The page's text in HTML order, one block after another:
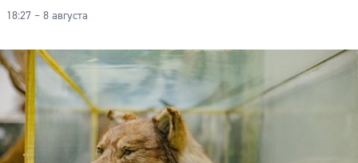
18:27 – 8 августа